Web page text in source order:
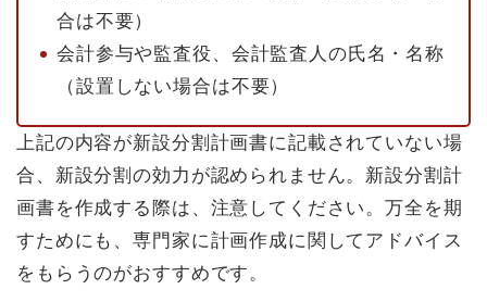
合は不要）
会計参与や監査役、会計監査人の氏名・名称
（設置しない場合は不要）
上記の内容が新設分割計画書に記載されていない場
合、新設分割の効力が認められません。新設分割計
画書を作成する際は、注意してください。万全を期
すためにも、専門家に計画作成に関してアドバイス
をもらうのがおすすめです。